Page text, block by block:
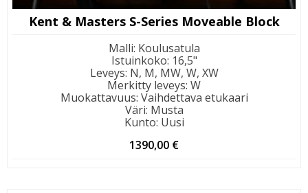
Kent & Masters S-Series Moveable Block
Malli: Koulusatula
Istuinkoko: 16,5"
Leveys: N, M, MW, W, XW
Merkitty leveys: W
Muokattavuus: Vaihdettava etukaari
Väri: Musta
Kunto: Uusi
1390,00 €